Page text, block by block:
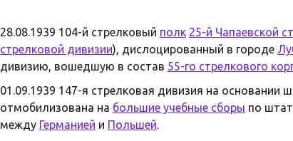
28.08.1939 104-й стрелковый полк 25-й Чапаевской
стрелковой дивизии), дислоцированный в городе
дивизию, вошедшую в состав 55-го стрелкового
01.09.1939 147-я стрелковая дивизия на основании
отмобилизована на большие учебные сборы по
между Германией и Польшей.